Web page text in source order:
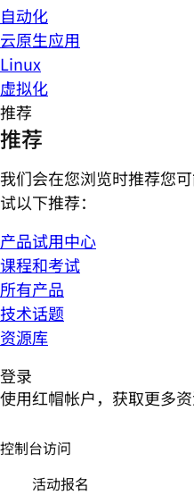
自动化
云原生应用
Linux
虚拟化
推荐
推荐
我们会在您浏览时推荐您
试以下推荐：
产品试用中心
课程和考试
所有产品
技术话题
资源库
登录
使用红帽帐户，获取更多资
控制台访问
活动报名